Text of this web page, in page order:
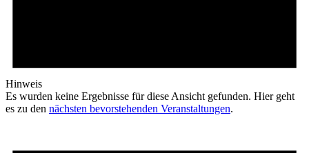
Hinweis
Es wurden keine Ergebnisse für diese Ansicht gefunden. Hier geht
es zu den nächsten bevorstehenden Veranstaltungen.